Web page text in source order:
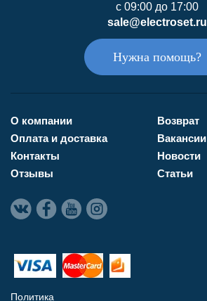
с 09:00 до 17:00
sale@electroset.ru
Нужна помощь?
О компании
Оплата и доставка
Контакты
Отзывы
Возврат
Вакансии
Новости
Статьи
Политика